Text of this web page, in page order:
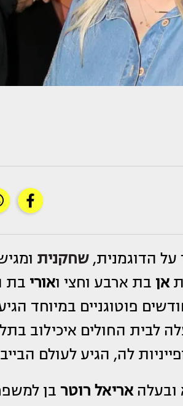
הדוגמנית,שחקנית
אן בת ארבע וחצי ואורי בת
פוטוגניים במיוחד
לבית החולים איכילוב
לה, הגיע לעולם
אריאל רוטר בן